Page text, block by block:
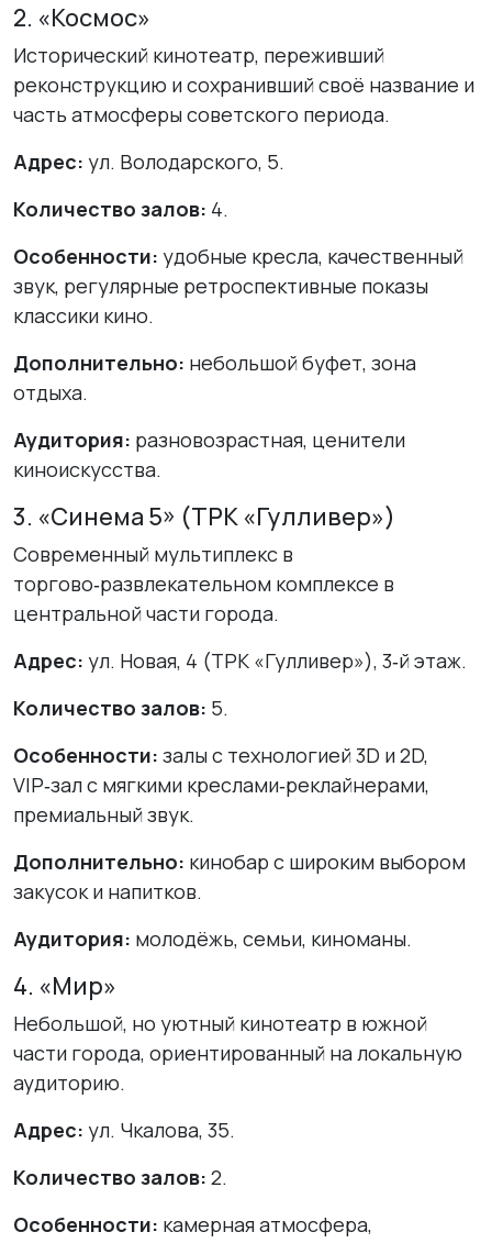
2. «Космос»
Исторический кинотеатр, переживший
реконструкцию и сохранивший своё название и
часть атмосферы советского периода.
Адрес: ул. Володарского, 5.
Количество залов: 4.
Особенности: удобные кресла, качественный
звук, регулярные ретроспективные показы
классики кино.
Дополнительно: небольшой буфет, зона
отдыха.
Аудитория: разновозрастная, ценители
киноискусства.
3. «Синема 5» (ТРК «Гулливер»)
Современный мультиплекс в
торгово‑развлекательном комплексе в
центральной части города.
Адрес: ул. Новая, 4 (ТРК «Гулливер»), 3‑й этаж.
Количество залов: 5.
Особенности: залы с технологией 3D и 2D,
VIP‑зал с мягкими креслами‑реклайнерами,
премиальный звук.
Дополнительно: кинобар с широким выбором
закусок и напитков.
Аудитория: молодёжь, семьи, киноманы.
4. «Мир»
Небольшой, но уютный кинотеатр в южной
части города, ориентированный на локальную
аудиторию.
Адрес: ул. Чкалова, 35.
Количество залов: 2.
Особенности: камерная атмосфера,